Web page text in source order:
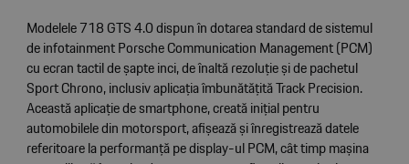
Modelele 718 GTS 4.0 dispun în dotarea standard de sistemul
de infotainment Porsche Communication Management (PCM)
cu ecran tactil de șapte inci, de înaltă rezoluție și de pachetul
Sport Chrono, inclusiv aplicația îmbunătățită Track Precision.
Această aplicație de smartphone, creată inițial pentru
automobilele din motorsport, afișează şi înregistrează datele
referitoare la performanță pe display-ul PCM, cât timp mașina